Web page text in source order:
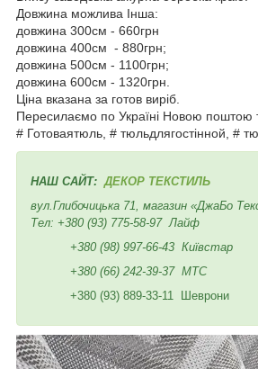
Довжина можлива Інша:
довжина 300см - 660грн
довжина 400см - 880грн;
довжина 500см - 1100грн;
довжина 600см - 1320грн.
Ціна вказана за готов виріб.
Пересилаємо по Україні Новою поштою
# Готоваятюль, # тюльдлягостінной, #
НАШ САЙТ: ДЕКОР ТЕКСТИЛЬ
вул.Глибочицька 71, магазин «ДжаБо
Тел: +380 (93) 775-58-97 Лайф
+380 (98) 997-66-43 Київстар
+380 (66) 242-39-37 МТС
+380 (93) 889-33-11 Шеврони